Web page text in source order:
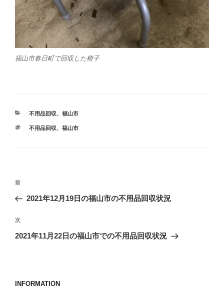
福山市春日町で回収した椅子
カ
ゴ
不用品回収、 福山市
タ
不用品回収、 福山市
投
ナ
ビ
ゲ
ン
前
の
稿
前
2021年12月19日の福山市の不用品回収状況
次
の
次
2021年11月22日の福山市での不用品回収状況
INFORMATION